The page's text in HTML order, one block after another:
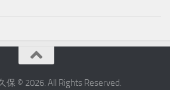
保 © 2026. All Rights Reserved.